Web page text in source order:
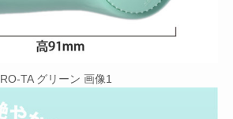
RO-TA グリーン 画像1